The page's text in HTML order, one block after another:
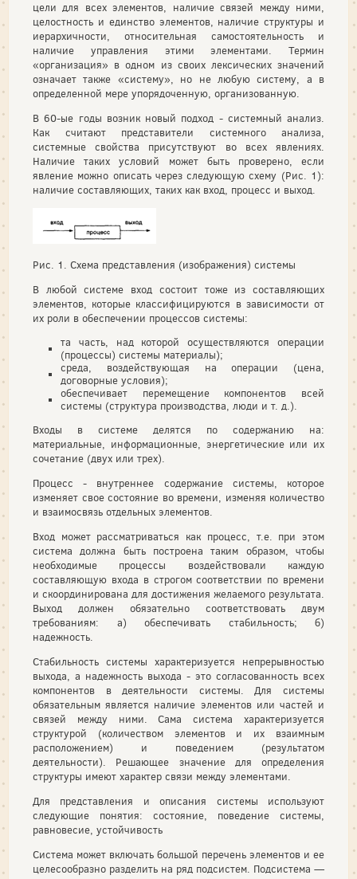
цели для всех элементов, наличие связей между ними,
целостность и единство элементов, наличие структуры и
иерархичности, отно­сительная самостоятельность и
наличие управления этими эле­ментами. Термин
«организация» в одном из своих лексических значений
означает также «систему», но не любую систему, а в
определенной мере упорядоченную, организованную.
В 60-ые годы возник новый подход - системный анализ.
Как считают представители системного анализа,
системные свойства присутствуют во всех явлениях.
Наличие таких условий может быть проверено, если
явление можно описать через следующую схему (Рис. 1):
наличие составляющих, таких как вход, процесс и выход.
Рис. 1. Схема представления (изображения) системы
В любой системе вход состоит тоже из составляющих
элементов, которые классифицируются в зависимости от
их роли в обеспечении процессов системы:
та часть, над которой осуществляются операции
(процессы) системы материалы);
среда, воздействующая на операции (цена,
договорные условия);
обеспечивает перемещение компонентов всей
системы (структура производства, люди и т. д.).
Входы в системе делятся по содержанию на:
материальные, информационные, энергетические или их
сочетание (двух или трех).
Процесс - внутреннее содержание системы, которое
изменяет свое состояние во времени, изменяя количество
и взаимосвязь отдельных элементов.
Вход может рассматриваться как процесс, т.е. при этом
система должна быть построена таким образом, чтобы
необходимые процессы воздействовали каждую
составляющую входа в строгом соответствии по времени
и скоординирована для достижения желаемого результата.
Выход должен обязательно соответствовать двум
требованиям: а) обеспечивать стабильность; б)
надежность.
Стабильность системы характеризуется непрерывностью
выхода, а надежность выхода - это согласованность всех
компонентов в деятельности системы. Для системы
обязательным является наличие элементов или частей и
связей между ними. Сама система характеризуется
структурой (количеством элементов и их взаимным
расположением) и поведением (результатом
деятельности). Решающее значение для определения
структуры имеют характер связи между элементами.
Для представления и описания системы используют
следующие понятия: состояние, поведение системы,
равновесие, устойчивость
Система может включать большой перечень элементов и ее
целесообразно разделить на ряд подсистем. Подсистема —